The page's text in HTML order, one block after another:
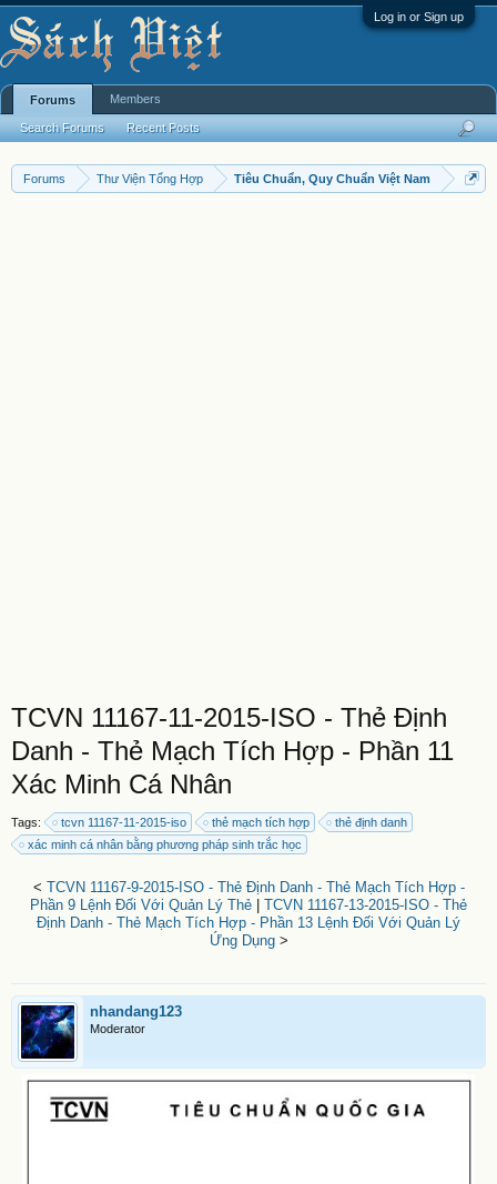
Log in or Sign up
Forums Thư Viện Tổng Hợp Tiêu Chuẩn, Quy Chuẩn Việt Nam
TCVN 11167-11-2015-ISO - Thẻ Định
Danh - Thẻ Mạch Tích Hợp - Phần 11
Xác Minh Cá Nhân
Tags: tcvn 11167-11-2015-iso thẻ mạch tích hợp
thẻ định danh
xác minh cá nhân bằng phương pháp sinh trắc học
< TCVN 11167-9-2015-ISO - Thẻ Định Danh - Thẻ Mạch Tích Hợp -
Phần 9 Lệnh Đối Với Quản Lý Thẻ
TCVN 11167-13-2015-ISO - Thẻ
Định Danh - Thẻ Mạch Tích Hợp - Phần 13 Lệnh Đối Với Quản Lý
Ứng Dụng>
nhandang123
Moderator
Forums
Search Forums Recent Posts
Members